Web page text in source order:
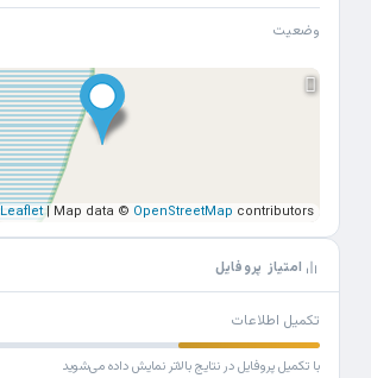
وضعیت
Leaflet| Map data © OpenStreetMap contributors
امتیاز پروفایل
تکمیل اطلاعات
با تکمیل پروفایل در نتایج بالاتر نمایش داده می‌شوید